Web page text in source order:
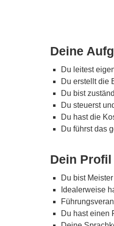
Deine
Du leitest
Du erstellt die
Du bist
Du steuerst
Du hast die
Du führst das
Dein Profil
Du bist
Idealerweise
Du hast einen